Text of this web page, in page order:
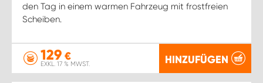
den Tag in einem warmen Fahrzeug mit frostfreien
Scheiben.
129 €
EXKL. 17 % MWST. HINZUFÜGEN